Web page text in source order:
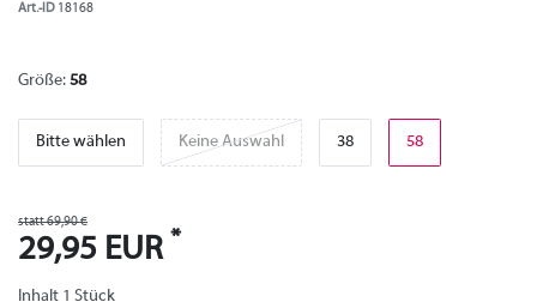
Art.-ID 18168
Größe: 58
Bitte wählen Keine Auswahl 38 58
statt 69,90 €
29,95 EUR *
Inhalt 1 Stück